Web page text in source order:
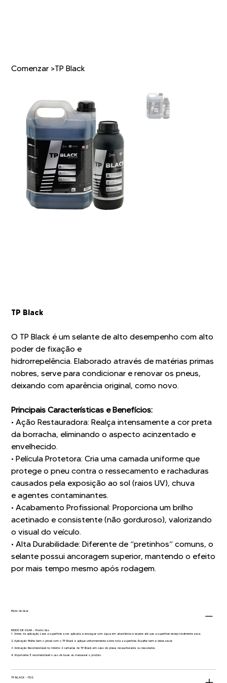
Comenzar >TP Black
TP Black
O TP Black é um selante de alto desempenho com alto
poder de fixação e
hidrorrepelência. Elaborado através de matérias primas
nobres, serve para condicionar e renovar os pneus,
deixando com aparência original, como novo.
Principais Características e Benefícios:
• Ação Restauradora: Realça intensamente a cor preta
da borracha, eliminando o aspecto acinzentado e
envelhecido.
• Película Protetora: Cria uma camada uniforme que
protege o pneu contra o ressecamento e rachaduras
causados pela exposição ao sol (raios UV), chuva
e agentes contaminantes.
• Acabamento Profissional: Proporciona um brilho
acetinado e consistente (não gorduroso), valorizando
o visual do veículo.
• Alta Durabilidade: Diferente de “pretinhos” comuns, o
selante possui ancoragem superior, mantendo o efeito
por mais tempo mesmo após rodagem.
Modo de Usar
MODO DE USAR – Pronto Uso
1. Antes da aplicação: Lave a superfície a ser aplicada, e enxágue com água em abundância e espere até que a superfície esteja totalmente seca.
2. Aplicação: Molhe bem o pincel com o TP Black e aplique uniformemente sobre toda a superfície. Espalhe bem e deixe secar.
3. Indicação: Recomendável no mínimo 2 camadas de TP Black em caso de pneus recauchutados ou ressolados.
4. Importante: É recomendável o uso de luvas ao manusear o produto.
TP BLACK - FDS